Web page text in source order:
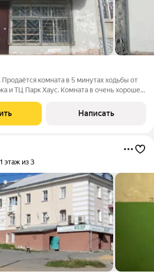
комната в 5 минутах ходьбы от
и ТЦ Парк Хаус. Комната в очень хорошем
планировка квартиры в котором
Написать
1 этаж из 3